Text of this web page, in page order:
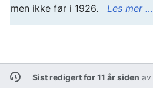
men ikke før i 1926. Les mer …
Sist redigert for 11 år siden av